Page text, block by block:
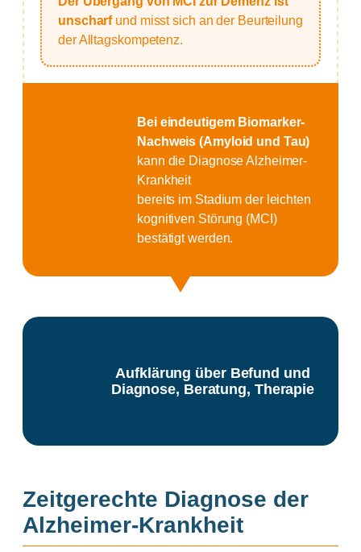
unscharf und misst sich an der Beurteilung
der Alltagskompetenz.
Bei eindeutigem Biomarker-
Nachweis (Amyloid und Tau)
kann die Diagnose Alzheimer-
Krankheit
bereits im Stadium der leichten
kognitiven Störung (MCI)
bestätigt werden.
Aufklärung über Befund und
Diagnose, Beratung, Therapie
Zeitgerechte Diagnose der
Alzheimer-Krankheit